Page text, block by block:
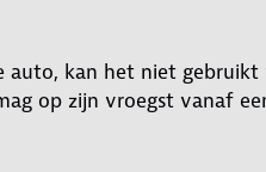
auto, kan het niet
op zijn vroegst vanaf